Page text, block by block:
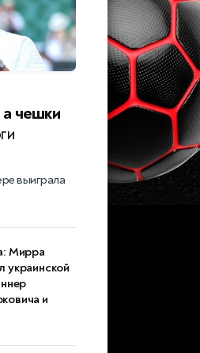
а чешки
выиграла
Мирра
украинской
и